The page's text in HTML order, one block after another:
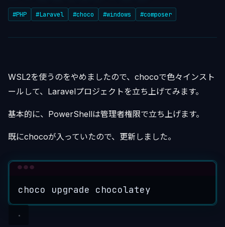
#PHP #Laravel #choco #windows #composer
WSL2を使うのをやめましたので、chocoで色々インスト
ールして、Laravelプロジェクトを立ち上げてみます。
基本的に、PowerShellは管理者権限で立ち上げます。
既にchocoが入っていたので、更新しました。
choco upgrade chocolatey